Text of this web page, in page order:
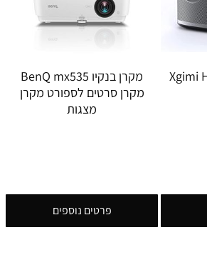
מקרן בנקיו BenQ mx535
מקרן סרטים לספורט מקרן
מצגות
פרטים נוספים